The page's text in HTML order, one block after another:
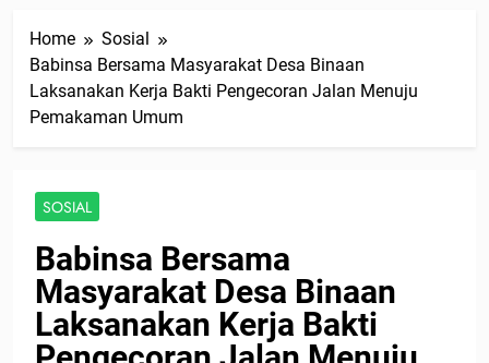
Home
Sosial
Babinsa Bersama Masyarakat Desa Binaan
Laksanakan Kerja Bakti Pengecoran Jalan Menuju
Pemakaman Umum
SOSIAL
Babinsa Bersama
Masyarakat Desa Binaan
Laksanakan Kerja Bakti